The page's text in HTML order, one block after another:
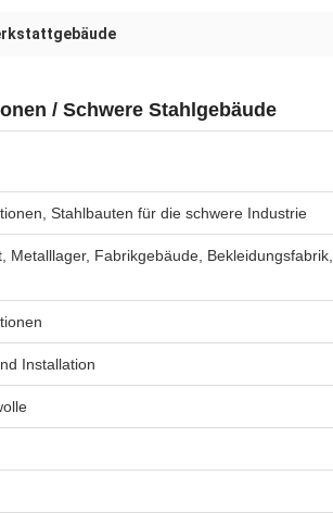
/ Schwere Stahlgebäude
Stahlbauten für die schwere Industrie
Metalllager, Fabrikgebäude, Bekleidungsfabrik,
Installation